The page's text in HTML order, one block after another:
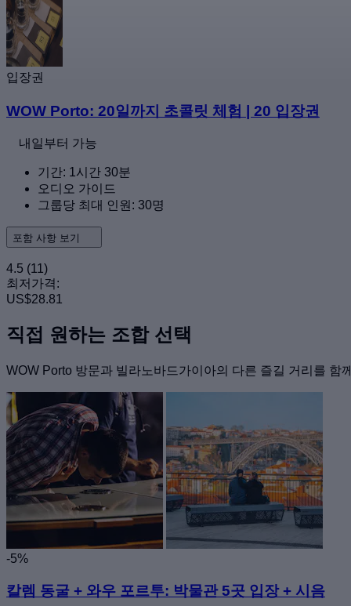
입장권
WOW Porto: 20일까지 초콜릿 체험 | 20 입장권
내일부터 가능
기간: 1시간 30분
오디오 가이드
그룹당 최대 인원: 30명
포함 사항 보기
4.5 (11)
최저가격:
US$28.81
직접 원하는 조합 선택
WOW Porto 방문과 빌라노바드가이아의 다른 즐길 거리를 함
-5%
칼렘 동굴 + 와우 포르투: 박물관 5곳 입장 + 시음